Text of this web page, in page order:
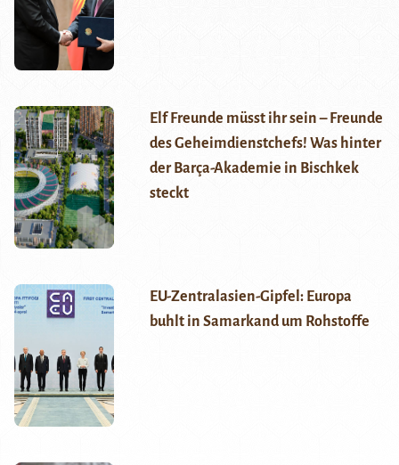
Elf Freunde müsst ihr sein – Freunde
des Geheimdienstchefs! Was hinter
der Barça-Akademie in Bischkek
steckt
EU-Zentralasien-Gipfel: Europa
buhlt in Samarkand um Rohstoffe